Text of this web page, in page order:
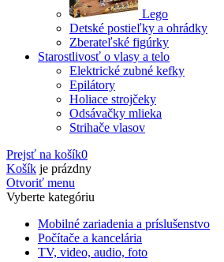
Lego
Detské postieľky a ohrádky
Zberateľské figúrky
Starostlivosť o vlasy a telo
Elektrické zubné kefky
Epilátory
Holiace strojčeky
Odsávačky mlieka
Strihače vlasov
Prejsť na košík0
Košík je prázdny
Otvoriť menu
Vyberte kategóriu
Mobilné zariadenia a príslušenstvo
Počítače a kancelária
TV, video, audio, foto